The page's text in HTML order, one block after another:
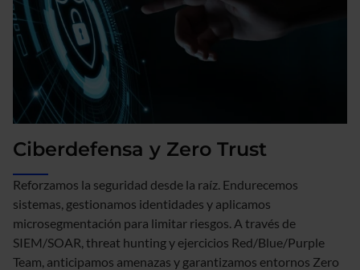
Ciberdefensa y Zero Trust
Reforzamos la seguridad desde la raíz. Endurecemos
sistemas, gestionamos identidades y aplicamos
microsegmentación para limitar riesgos. A través de
SIEM/SOAR, threat hunting y ejercicios Red/Blue/Purple
Team, anticipamos amenazas y garantizamos entornos Zero